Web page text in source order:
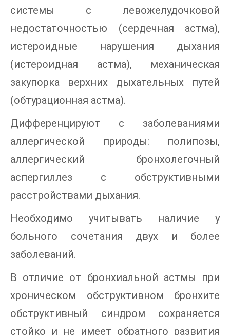
системы с левожелудочковой
недостаточностью (сердечная астма),
истероидные нарушения дыхания
(истероидная астма), механическая
закупорка верхних дыхательных путей
(обтурационная астма).
Дифференцируют с заболеваниями
аллергической природы: полипозы,
аллергический бронхолегочный
аспергиллез с обструктивными
расстройствами дыхания.
Необходимо учитывать наличие у
больного сочетания двух и более
заболеваний.
В отличие от бронхиальной астмы при
хроническом обструктивном бронхите
обструктивный синдром сохраняется
стойко и не имеет обратного развития